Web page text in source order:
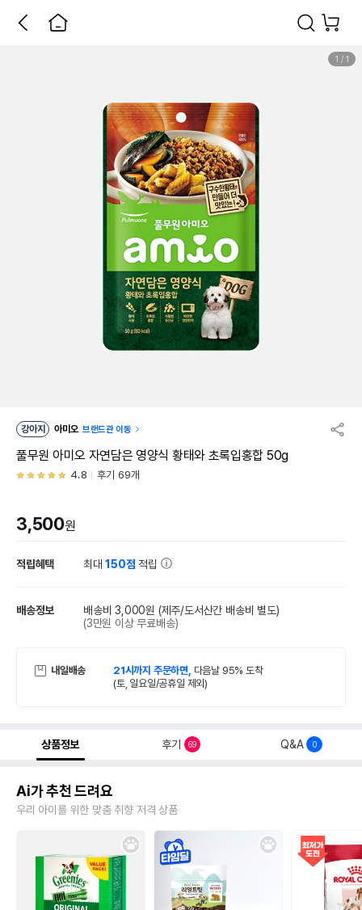
1 / 1
강아지 아미오 브랜드관 이동
풀무원 아미오 자연담은 영양식 황태와 초록입홍합 50g
4.8 후기 69개
3,500원
적립혜택 최대150점 적립
배송정보 배송비 3,000원 (제주/도서산간 배송비 별도)
(3만원 이상 무료배송)
내일배송 21시까지 주문하면, 다음날 95% 도착
(토, 일요일/공휴일 제외)
상품정보 후기 69 Q&A 0
Ai가 추천 드려요
우리 아이를 위한 맞춤 취향 저격 상품